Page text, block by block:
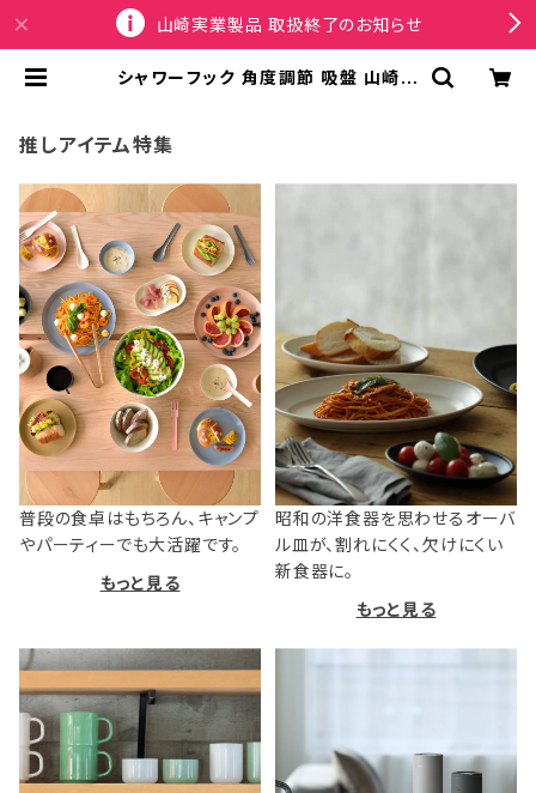
山崎実業製品 取扱終了のお知らせ
シャワーフック 角度調節 吸盤 山崎実
89 ブラック | SPORTUS
推しアイテム特集
普段の食卓はもちろん、キャンプ
やパーティーでも大活躍です。
もっと見る
昭和の洋食器を思わせるオーバ
ル皿が、割れにくく、欠けにくい
新食器に。
もっと見る